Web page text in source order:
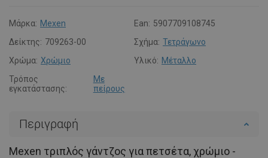
Μάρκα: Mexen Ean: 5907709108745
Δείκτης: 709263-00 Σχήμα: Τετράγωνο
Χρώμα: Χρώμιο Υλικό: Μέταλλο
Τρόπος
εγκατάστασης:
Με
πείρους
Περιγραφή
Mexen τριπλός γάντζος για πετσέτα, χρώμιο -